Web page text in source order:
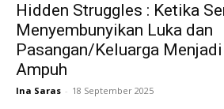
Hidden Struggles : Ketika
Menyembunyikan Luka dan
Pasangan/Keluarga
Ampuh
Ina Saras - 18 September 2025